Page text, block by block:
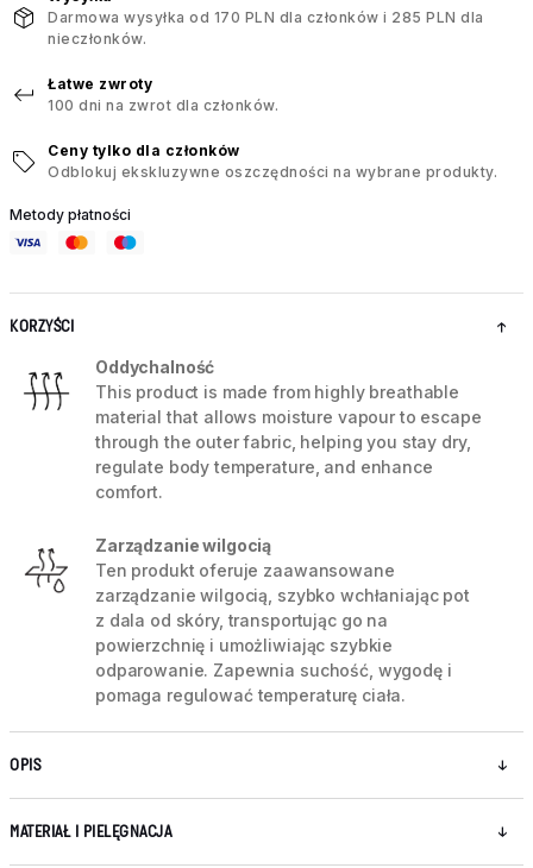
Darmowa wysyłka od 170 PLN dla członków i 285 PLN dla
nieczłonków.
Łatwe zwroty
100 dni na zwrot dla członków.
Ceny tylko dla członków
Odblokuj ekskluzywne oszczędności na wybrane produkty.
Metody płatności
KORZYŚCI
Oddychalność
This product is made from highly breathable
material that allows moisture vapour to escape
through the outer fabric, helping you stay dry,
regulate body temperature, and enhance
comfort.
Zarządzanie wilgocią
Ten produkt oferuje zaawansowane
zarządzanie wilgocią, szybko wchłaniając pot
z dala od skóry, transportując go na
powierzchnię i umożliwiając szybkie
odparowanie. Zapewnia suchość, wygodę i
pomaga regulować temperaturę ciała.
OPIS
MATERIAŁ I PIELĘGNACJA